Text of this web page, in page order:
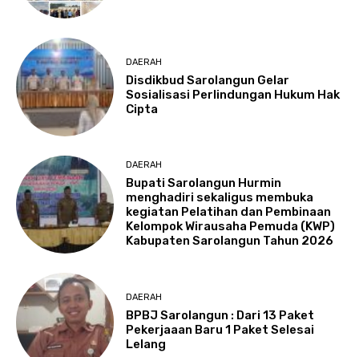
DAERAH
Disdikbud Sarolangun Gelar
Sosialisasi Perlindungan Hukum Hak
Cipta
DAERAH
Bupati Sarolangun Hurmin
menghadiri sekaligus membuka
kegiatan Pelatihan dan Pembinaan
Kelompok Wirausaha Pemuda (KWP)
Kabupaten Sarolangun Tahun 2026
DAERAH
BPBJ Sarolangun : Dari 13 Paket
Pekerjaaan Baru 1 Paket Selesai
Lelang